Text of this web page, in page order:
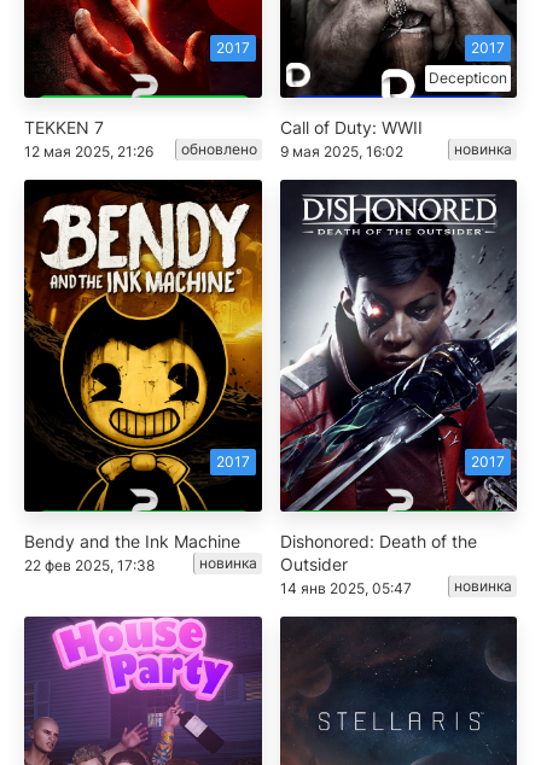
2017
TEKKEN 7
12 мая 2025, 21:26 обновлено
Decepticon
2017
Call of Duty: WWII
9 мая 2025, 16:02 новинка
2017
Bendy and the Ink Machine
22 фев 2025, 17:38 новинка
2017
Dishonored: Death of the
Outsider
14 янв 2025, 05:47 новинка